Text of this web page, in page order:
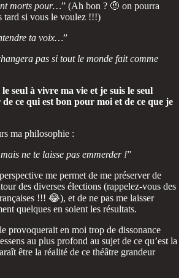
morts pour…” (Ah bon ? 🤨 on pourra
tard si vous le voulez !!!)
ta voix…”
pas si tout le monde fait comme
seul à vivre ma vie et je suis le seul
ce qui est bon pour moi et de ce que je
ma philosophie :
ne te laisse pas emmerder !”
me permet de me préserver de
des diverses élections (rappelez-vous des
!!! 😂), et de ne pas me laisser
quelques en soient les résultats.
provoquerait en moi trop de dissonance
au plus profond au sujet de ce qu’est la
être la réalité de ce théâtre grandeur